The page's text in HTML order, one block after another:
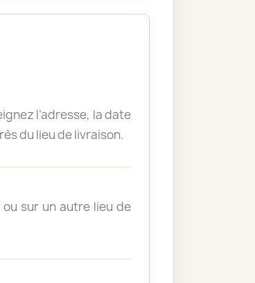
l’adresse, la date
du lieu de livraison.
sur un autre lieu de